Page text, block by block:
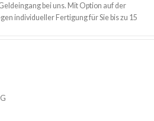
bei uns. Mit Option auf der
individueller Fertigung für Sie bis zu 15